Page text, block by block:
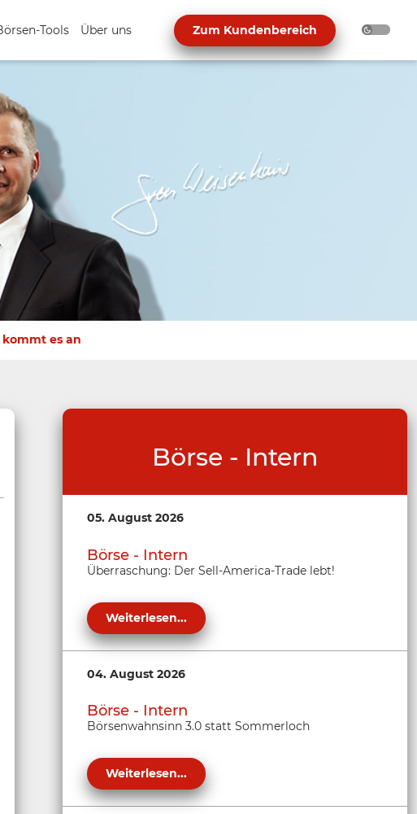
Tools Über uns Zum Kundenbereich
es an
Börse - Intern
05. August 2026
Börse - Intern
Überraschung: Der Sell-America-Trade lebt!
Weiterlesen...
04. August 2026
Börse - Intern
Börsenwahnsinn 3.0 statt Sommerloch
Weiterlesen...